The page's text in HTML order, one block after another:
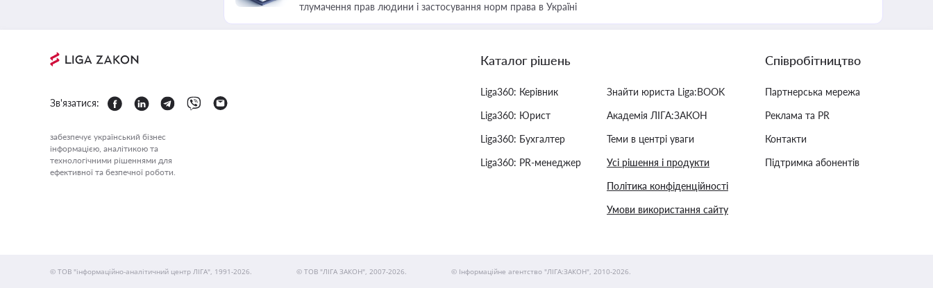
тлумачення прав людини і застосування норм права в Україні
Зв'язатися:
забезпечує український бізнес
інформацією, аналітикою та
технологічними рішеннями для
ефективної та безпечної роботи.
Каталог рішень
Liga360: Керівник
Liga360: Юрист
Liga360: Бухгалтер
Liga360: PR-менеджер
Знайти юриста Liga:BOOK
Академія ЛІГА:ЗАКОН
Теми в центрі уваги
Усі рішення і продукти
Політика конфіденційності
Умови використання сайту
Співробітництво
Партнерська мережа
Реклама та PR
Контакти
Підтримка абонентів
© ТОВ "інформаційно-аналітичний центр ЛІГА", 1991-2026. © ТОВ "ЛІГА ЗАКОН", 2007-2026. © Інформаційне агентство "ЛІГА:ЗАКОН", 2010-2026.